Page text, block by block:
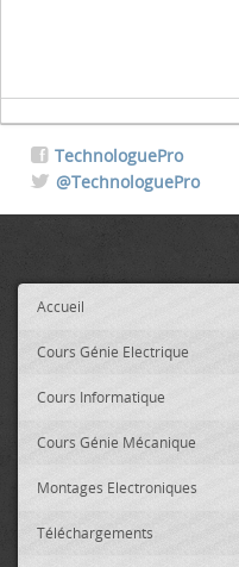
TechnologuePro
@TechnologuePro
Accueil
Cours Génie Electrique
Cours Informatique
Cours Génie Mécanique
Montages Electroniques
Téléchargements